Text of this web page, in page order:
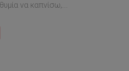
να καπνίσω,...